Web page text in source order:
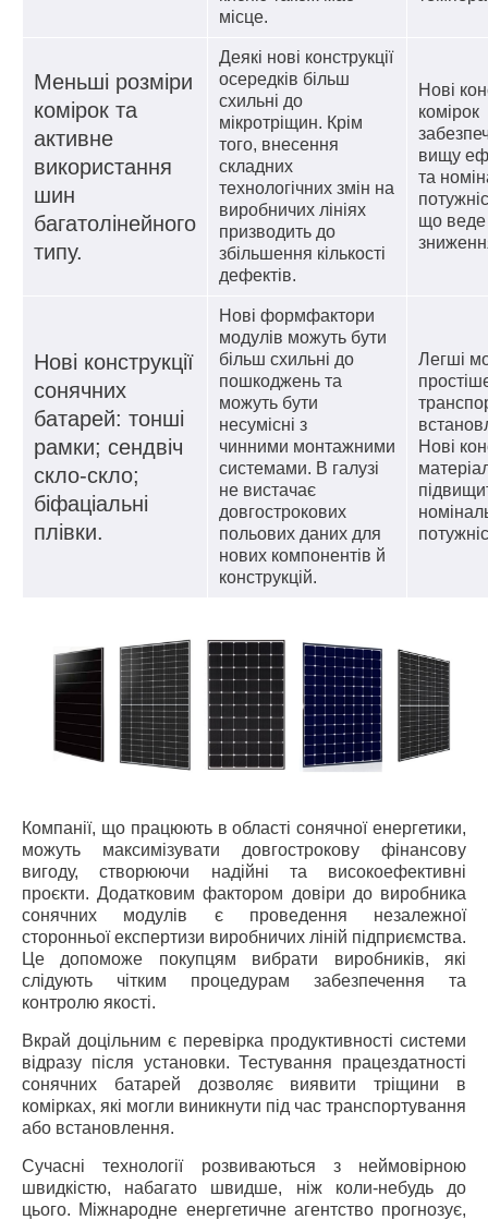
місце.
Меньші розміри
комірок та
активне
використання
шин
багатолінейного
типу.
Деякі нові конструкції
осередків більш
схильні до
мікротріщин. Крім
того, внесення
складних
технологічних змін на
виробничих лініях
призводить до
збільшення кількості
дефектів.
Нові
комірок
вищу
та
що веде
Нові конструкції
сонячних
батарей: тонші
рамки; сендвіч
скло-скло;
біфаціальні
плівки.
Нові формфактори
модулів можуть бути
більш схильні до
пошкоджень та
можуть бути
несумісні з
чинними монтажними
системами. В галузі
не вистачає
довгострокових
польових даних для
нових компонентів й
конструкцій.
Легші
Нові
Компанії, що працюють в області сонячної енергетики,
можуть максимізувати довгострокову фінансову
вигоду, створюючи надійні та високоефективні
проєкти. Додатковим фактором довіри до виробника
сонячних модулів є проведення незалежної
сторонньої експертизи виробничих ліній підприємства.
Це допоможе покупцям вибрати виробників, які
слідують чітким процедурам забезпечення та
контролю якості.
Вкрай доцільним є перевірка продуктивності системи
відразу після установки. Тестування працездатності
сонячних батарей дозволяє виявити тріщини в
комірках, які могли виникнути під час транспортування
або встановлення.
Сучасні технології розвиваються з неймовірною
швидкістю, набагато швидше, ніж коли-небудь до
цього. Міжнародне енергетичне агентство прогнозує,